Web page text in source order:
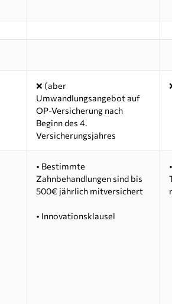
❌ (aber
Umwandlungsangebot auf
OP-Versicherung nach
Beginn des 4.
Versicherungsjahres
• Bestimmte
Zahnbehandlungen sind bis
500€ jährlich mitversichert
• Innovationsklausel